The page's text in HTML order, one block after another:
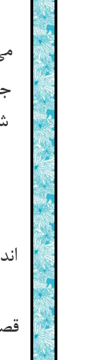
می‌کردند بر سر آن نفر